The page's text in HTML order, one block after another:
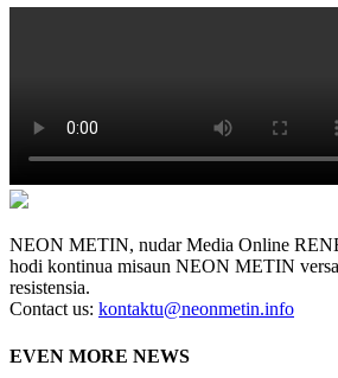
NEON METIN, nudar Media Online
hodi kontinua misaun NEON METIN
resistensia.
Contact us: kontaktu@neonmetin.info
EVEN MORE NEWS